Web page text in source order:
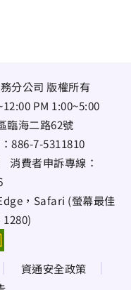
分公司 版權所有
PM 1:00~5:00
臨海二路62號
886-7-5311810
消費者申訴專線：
，Safari (螢幕最佳
資通安全政策